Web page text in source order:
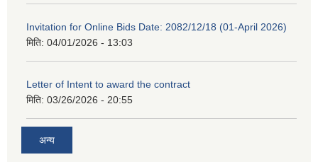
Invitation for Online Bids Date: 2082/12/18 (01-April 2026)
मिति: 04/01/2026 - 13:03
Letter of Intent to award the contract
मिति: 03/26/2026 - 20:55
अन्य